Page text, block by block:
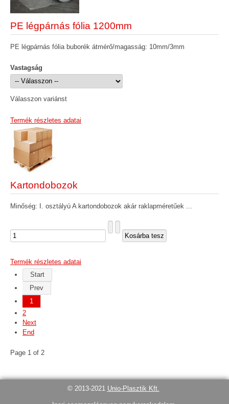
PE légpárnás fólia 1200mm
PE légpárnás fólia buborék átmérő/magasság: 10mm/3mm
Vastagság
Válasszon variánst
Termék részletes adatai
Kartondobozok
Minőség: I. osztályú A kartondobozok akár raklapméretűek ...
Termék részletes adatai
Start
Prev
1
2
Next
End
Page 1 of 2
© 2013-2021 Unio-Plasztik Kft.